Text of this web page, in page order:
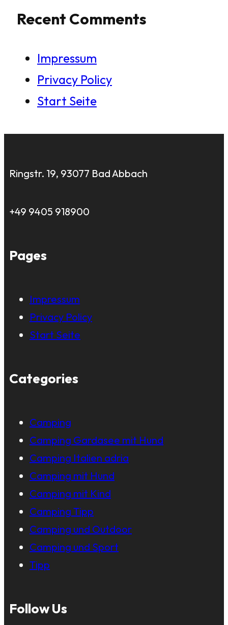
Recent Comments
Impressum
Privacy Policy
Start Seite
Ringstr. 19, 93077 Bad Abbach
+49 9405 918900
Pages
Impressum
Privacy Policy
Start Seite
Categories
Camping
Camping Gardasee mit Hund
Camping Italien adria
Camping mit Hund
Camping mit Kind
Camping Tipp
Camping und Outdoor
Camping und Sport
Tipp
Follow Us